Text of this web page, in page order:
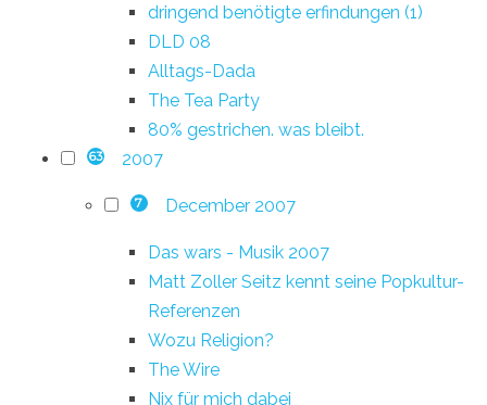
dringend benötigte erfindungen (1)
DLD 08
Alltags-Dada
The Tea Party
80% gestrichen. was bleibt.
63 2007
7 December 2007
Das wars - Musik 2007
Matt Zoller Seitz kennt seine Popkultur-
Referenzen
Wozu Religion?
The Wire
Nix für mich dabei